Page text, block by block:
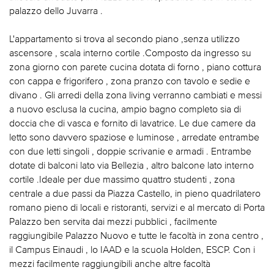
palazzo dello Juvarra .
L'appartamento si trova al secondo piano ,senza utilizzo
ascensore , scala interno cortile .Composto da ingresso su
zona giorno con parete cucina dotata di forno , piano cottura
con cappa e frigorifero , zona pranzo con tavolo e sedie e
divano . Gli arredi della zona living verranno cambiati e messi
a nuovo esclusa la cucina, ampio bagno completo sia di
doccia che di vasca e fornito di lavatrice. Le due camere da
letto sono davvero spaziose e luminose , arredate entrambe
con due letti singoli , doppie scrivanie e armadi . Entrambe
dotate di balconi lato via Bellezia , altro balcone lato interno
cortile .Ideale per due massimo quattro studenti , zona
centrale a due passi da Piazza Castello, in pieno quadrilatero
romano pieno di locali e ristoranti, servizi e al mercato di Porta
Palazzo ben servita dai mezzi pubblici , facilmente
raggiungibile Palazzo Nuovo e tutte le facoltà in zona centro ,
il Campus Einaudi , lo IAAD e la scuola Holden, ESCP. Con i
mezzi facilmente raggiungibili anche altre facoltà